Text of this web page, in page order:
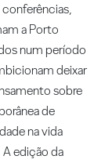
a Porto
num período
deixar
sobre
de
na vida
edição da